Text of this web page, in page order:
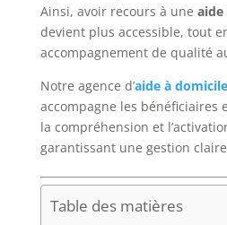
Ainsi, avoir recours à une aide
devient plus accessible, tout
accompagnement de qualité
Notre agence d’aide à
accompagne les bénéficiaires
la compréhension et
garantissant une gestion
Table des matières